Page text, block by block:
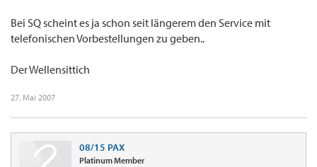
Bei SQ scheint es ja schon seit längerem den Service mit
telefonischen Vorbestellungen zu geben..
Der Wellensittich
27. Mai 2007
08/15 PAX
Platinum Member